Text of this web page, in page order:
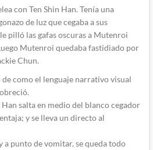
con Ten Shin Han. Tenía una
de luz que cegaba a sus
pilló las gafas oscuras a Mutenroi
Mutenroi quedaba fastidiado por
Chun.
como el lenguaje narrativo visual
Han salta en medio del blanco cegador
y se lleva un directo al
a punto de vomitar, se queda todo